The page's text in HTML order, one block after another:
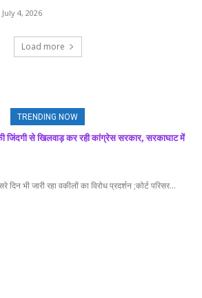
July 4, 2026
Load more